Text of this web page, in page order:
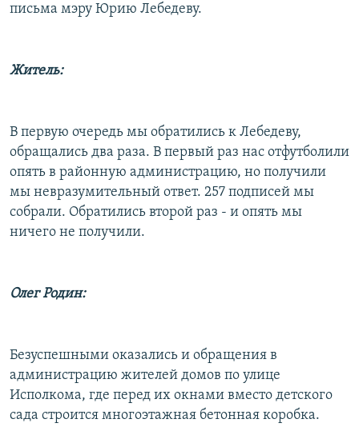
письма мэру Юрию Лебедеву.
Житель:
В первую очередь мы обратились к Лебедеву,
обращались два раза. В первый раз нас отфутболили
опять в районную администрацию, но получили
мы невразумительный ответ. 257 подписей мы
собрали. Обратились второй раз - и опять мы
ничего не получили.
Олег Родин:
Безуспешными оказались и обращения в
администрацию жителей домов по улице
Исполкома, где перед их окнами вместо детского
сада строится многоэтажная бетонная коробка.